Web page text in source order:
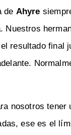
de Ahyre
Nuestros
resultado final
nosotros tener
ese es el